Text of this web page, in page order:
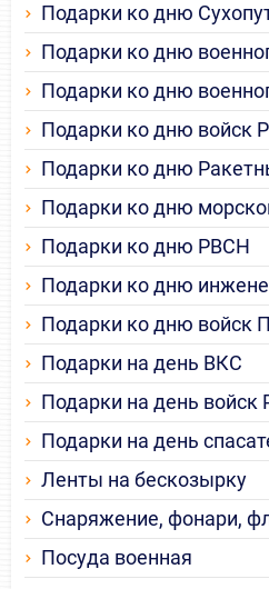
Подарки ко дню
Подарки ко дню
Подарки ко дню
Подарки ко дню войск
Подарки ко дню
Подарки ко дню
Подарки ко дню РВСН
Подарки ко дню
Подарки ко дню войск
Подарки на день ВКС
Подарки на день войск
Подарки на день
Ленты на бескозырку
Снаряжение, фонари,
Посуда военная